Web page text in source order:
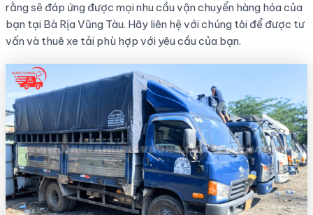
rằng sẽ đáp ứng được mọi nhu cầu vận chuyển hàng hóa của
bạn tại Bà Rịa Vũng Tàu. Hãy liên hệ với chúng tôi để được tư
vấn và thuê xe tải phù hợp với yêu cầu của bạn.